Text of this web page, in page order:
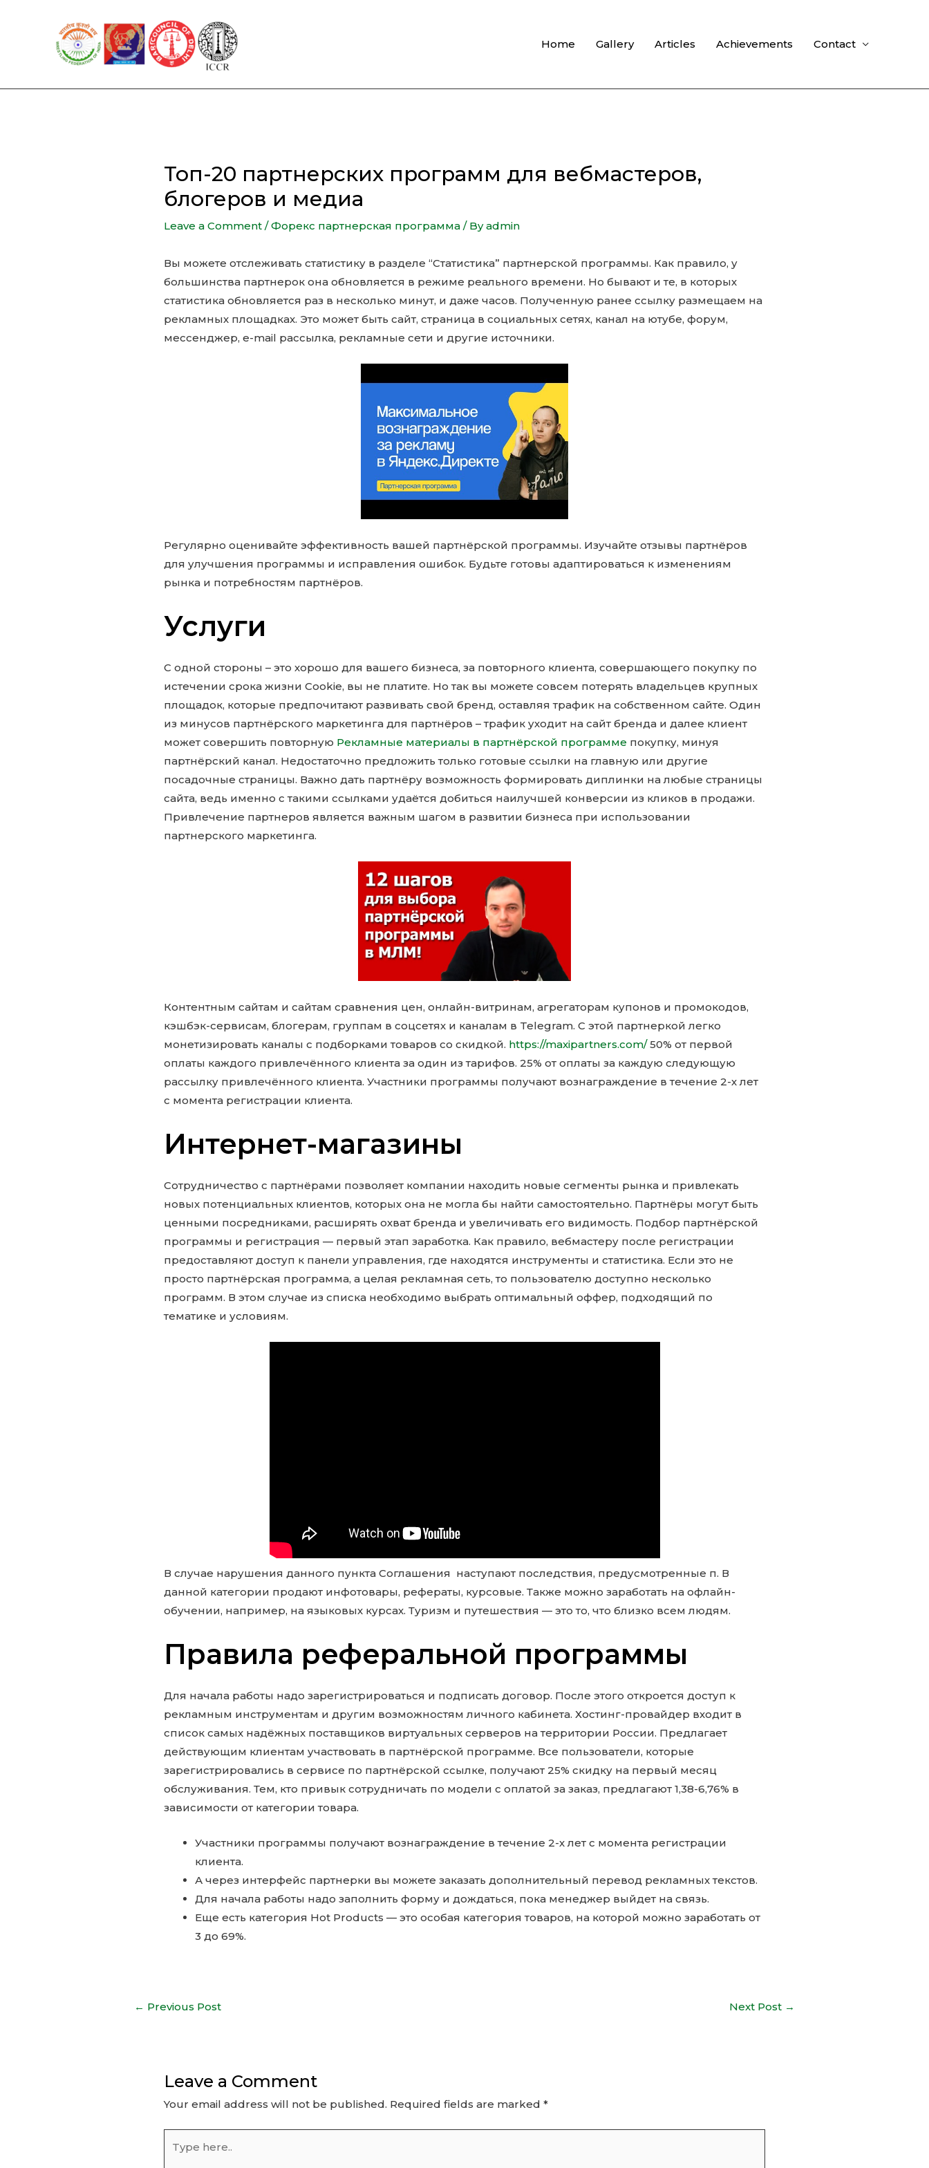
Home Gallery Articles Achievements Contact
Топ-20 партнерских программ для вебмастеров,
блогеров и медиа
Leave a Comment /Форекс партнерская программа / Byadmin
Вы можете отслеживать статистику в разделе “Статистика” партнерской программы. Как правило, у
большинства партнерок она обновляется в режиме реального времени. Но бывают и те, в которых
статистика обновляется раз в несколько минут, и даже часов. Полученную ранее ссылку размещаем на
рекламных площадках. Это может быть сайт, страница в социальных сетях, канал на ютубе, форум,
мессенджер, e-mail рассылка, рекламные сети и другие источники.
Регулярно оценивайте эффективность вашей партнёрской программы. Изучайте отзывы партнёров
для улучшения программы и исправления ошибок. Будьте готовы адаптироваться к изменениям
рынка и потребностям партнёров.
Услуги
С одной стороны – это хорошо для вашего бизнеса, за повторного клиента, совершающего покупку по
истечении срока жизни Cookie, вы не платите. Но так вы можете совсем потерять владельцев крупных
площадок, которые предпочитают развивать свой бренд, оставляя трафик на собственном сайте. Один
из минусов партнёрского маркетинга для партнёров – трафик уходит на сайт бренда и далее клиент
может совершить повторную Рекламные материалы в партнёрской программе покупку, минуя
партнёрский канал. Недостаточно предложить только готовые ссылки на главную или другие
посадочные страницы. Важно дать партнёру возможность формировать диплинки на любые страницы
сайта, ведь именно с такими ссылками удаётся добиться наилучшей конверсии из кликов в продажи.
Привлечение партнеров является важным шагом в развитии бизнеса при использовании
партнерского маркетинга.
Контентным сайтам и сайтам сравнения цен, онлайн-витринам, агрегаторам купонов и промокодов,
кэшбэк-сервисам, блогерам, группам в соцсетях и каналам в Telegram. С этой партнеркой легко
монетизировать каналы с подборками товаров со скидкой. https://maxipartners.com/50% от первой
оплаты каждого привлечённого клиента за один из тарифов. 25% от оплаты за каждую следующую
рассылку привлечённого клиента. Участники программы получают вознаграждение в течение 2-х лет
с момента регистрации клиента.
Интернет-магазины
Сотрудничество с партнёрами позволяет компании находить новые сегменты рынка и привлекать
новых потенциальных клиентов, которых она не могла бы найти самостоятельно. Партнёры могут быть
ценными посредниками, расширять охват бренда и увеличивать его видимость. Подбор партнёрской
программы и регистрация — первый этап заработка. Как правило, вебмастеру после регистрации
предоставляют доступ к панели управления, где находятся инструменты и статистика. Если это не
просто партнёрская программа, а целая рекламная сеть, то пользователю доступно несколько
программ. В этом случае из списка необходимо выбрать оптимальный оффер, подходящий по
тематике и условиям.
В случае нарушения данного пункта Соглашения наступают последствия, предусмотренные п. В
данной категории продают инфотовары, рефераты, курсовые. Также можно заработать на офлайн-
обучении, например, на языковых курсах. Туризм и путешествия — это то, что близко всем людям.
Правила реферальной программы
Для начала работы надо зарегистрироваться и подписать договор. После этого откроется доступ к
рекламным инструментам и другим возможностям личного кабинета. Хостинг-провайдер входит в
список самых надёжных поставщиков виртуальных серверов на территории России. Предлагает
действующим клиентам участвовать в партнёрской программе. Все пользователи, которые
зарегистрировались в сервисе по партнёрской ссылке, получают 25% скидку на первый месяц
обслуживания. Тем, кто привык сотрудничать по модели с оплатой за заказ, предлагают 1,38-6,76% в
зависимости от категории товара.
Участники программы получают вознаграждение в течение 2-х лет с момента регистрации
клиента.
А через интерфейс партнерки вы можете заказать дополнительный перевод рекламных текстов.
Для начала работы надо заполнить форму и дождаться, пока менеджер выйдет на связь.
Еще есть категория Hot Products — это особая категория товаров, на которой можно заработать от
3 до 69%.
Post
← Previous Post Next Post →
Leave a Comment
Your email address will not be published. Required fields are marked *
here..